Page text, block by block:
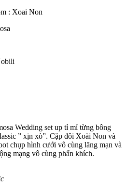
: Xoai Non
Wedding set up tỉ mỉ từng bông
” xịn xò”. Cặp đôi Xoài Non và
chụp hình cưới vô cùng lãng mạn và
mạng vô cùng phấn khích.